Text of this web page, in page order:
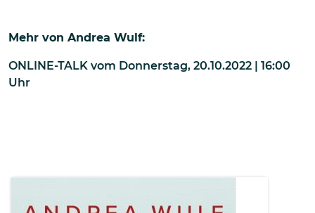
Mehr von Andrea Wulf:
ONLINE-TALK vom Donnerstag, 20.10.2022 | 16:00
Uhr